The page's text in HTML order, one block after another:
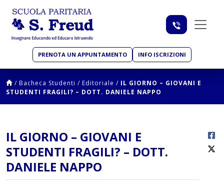
PRENOTA UN APPUNTAMENTO INFO ISCRIZIONI
/ Bacheca Studenti / Editoriale / IL GIORNO – GIOVANI E
STUDENTI FRAGILI? – DOTT. DANIELE NAPPO
IL GIORNO – GIOVANI E
STUDENTI FRAGILI? – DOTT.
DANIELE NAPPO